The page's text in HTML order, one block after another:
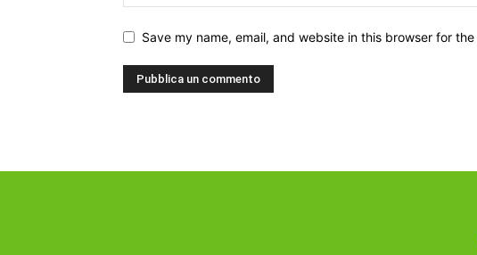
Save my name, email, and website in this browser for